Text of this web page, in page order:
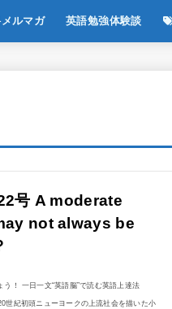
ルマガ 英語勉強体験談
号 A moderate
not always be
！ 一日一文“英語脳”で読む英語上達法
紀初頭ニューヨークの上流社会を描いた小